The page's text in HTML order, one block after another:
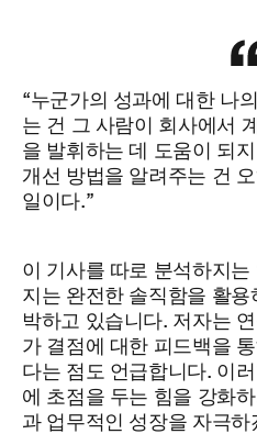
“누군가의 성과에 대한 나
는 건 그 사람이 회사에서
을 발휘하는 데 도움이 되
개선 방법을 알려주는 건
일이다.”
이 기사를 따로 분석하지
지는 완전한 솔직함을 활
박하고 있습니다. 저자는
가 결점에 대한 피드백을
다는 점도 언급합니다. 이
에 초점을 두는 힘을 강화
과 업무적인 성장을 자극하